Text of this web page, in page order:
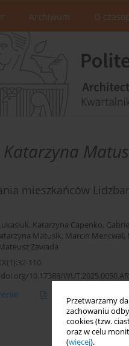
Przetwarzamy
zachowaniu
cookies (tzw.
oraz w celu
(więcej).
Archiwum O
Katarzyna
mieszkańców
, Katarzyna Capenko,
Matusik, Marcin Mencwal,
Zawada
110
10.17388/